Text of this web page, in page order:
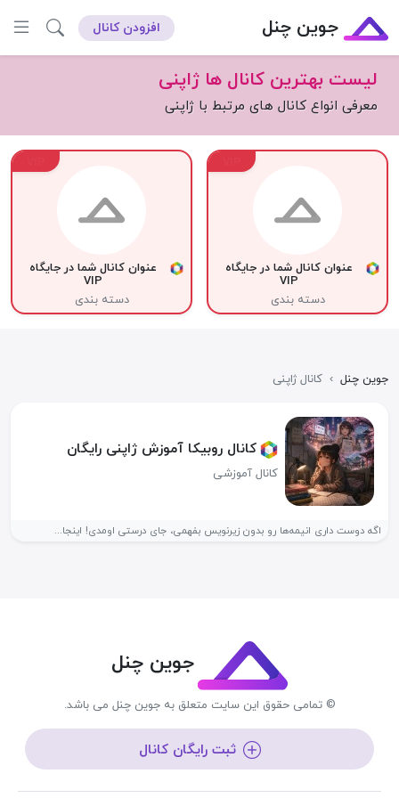
جوین چنل افزودن کانال
لیست بهترین کانال ها ژاپنی
معرفی انواع کانال های مرتبط با ژاپنی
عنوان کانال شما در جایگاه
VIP
دسته بندی
عنوان کانال شما در جایگاه
VIP
دسته بندی
جوین چنل › کانال ژاپنی
کانال روبیکا آموزش ژاپنی رایگان
کانال آموزشی
اگه دوست داری انیمه‌ها رو بدون زیرنویس بفهمی، جای درستی اومدی! اینجا...
جوین چنل
© تمامی حقوق این سایت متعلق به جوین چنل می باشد.
ثبت رایگان کانال